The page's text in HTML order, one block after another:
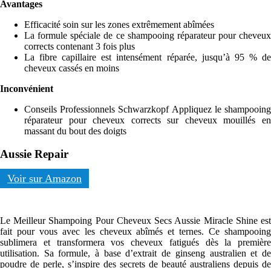
Avantages
Efficacité soin sur les zones extrêmement abîmées
La formule spéciale de ce shampooing réparateur pour cheveux
corrects contenant 3 fois plus
La fibre capillaire est intensément réparée, jusqu’à 95 % de
cheveux cassés en moins
Inconvénient
Conseils Professionnels Schwarzkopf Appliquez le shampooing
réparateur pour cheveux corrects sur cheveux mouillés en
massant du bout des doigts
Aussie Repair
Voir sur Amazon
Le Meilleur Shampoing Pour Cheveux Secs Aussie Miracle Shine est
fait pour vous avec les cheveux abîmés et ternes. Ce shampooing
sublimera et transformera vos cheveux fatigués dès la première
utilisation. Sa formule, à base d’extrait de ginseng australien et de
poudre de perle, s’inspire des secrets de beauté australiens depuis de